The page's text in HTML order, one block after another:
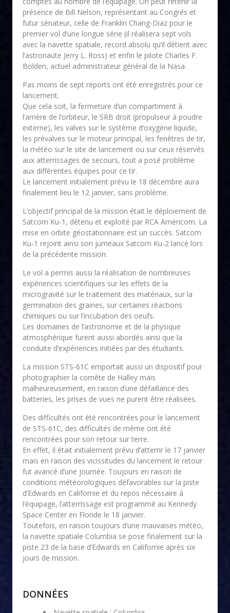
présence de Bill Nelson, représentant au Congrés et
futur sénateur, celle de Franklin Chang-Diaz pour le
premier vol d’une longue série (il réalisera sept vols
avec la navette spatiale, record absolu qu’il détient avec
l’astronaute Jerry L. Ross) et enfin le pilote Charles F.
Bolden, actuel administrateur général de la Nasa.
Pas moins de sept reports ont été enregistrés pour ce
lancement.
Que cela soit, la fermeture d’un compartiment à
l’arrière de l’orbiteur, le SRB droit (propulseur à poudre
externe), les valves sur le système d’oxygène liquide,
les prévalves sur le moteur principal, les fenêtres de tir,
la météo sur le site de lancement ou sur ceux réservés
aux atterrissages de secours, tout a posé problème
aux différentes équipes pour ce tir.
Le lancement initialement prévu le 18 décembre aura
finalement lieu le 12 janvier, sans problème.
L’objectif principal de la mission était le déploiement de
Satcom Ku-1, détenu et exploité par RCA Américom. La
mise en orbite géostationnaire est un succès. Satcom
Ku-1 rejoint ainsi son jumeaux Satcom Ku-2 lancé lors
de la précédente mission.
Le vol a permis aussi la réalisation de nombreuses
expériences scientifiques sur les effets de la
microgravité sur le traitement des matériaux, sur la
germination des graines, sur certaines réactions
chimiques ou sur l’incubation des oeufs.
Les domaines de l’astronomie et de la physique
atmosphérique furent aussi abordés ainsi que la
conduite d’expériences initiées par des étudiants.
La mission STS-61C emportait aussi un dispositif pour
photographier la comête de Halley mais
malheureusement, en raison d’une défaillance des
batteries, les prises de vues ne purent être réalisées.
Des difficultés ont été rencontrées pour le lancement
de STS-61C, des difficultés de même ont été
rencontrées pour son retour sur terre.
En effet, il était initialement prévu d’atterrir le 17 janvier
mais en raison des vicissitudes du lancement le retour
fut avancé d’une journée. Toujours en raison de
conditions météorologiques défavorables sur la piste
d’Edwards en Californie et du repos nécessaire à
l’équipage, l’atterrissage est programmé au Kennedy
Space Center en Floride le 18 janvier.
Toutefois, en raison toujours d’une mauvaises météo,
la navette spatiale Columbia se pose finalement sur la
piste 23 de la base d’Edwards en Californie après six
jours de mission.
DONNÉES